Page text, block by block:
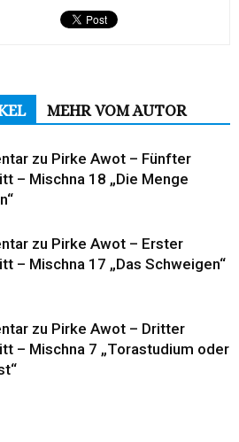
MEHR VOM AUTOR
zu Pirke Awot – Fünfter
– Mischna 18 „Die Menge
zu Pirke Awot – Erster
– Mischna 17 „Das Schweigen“
zu Pirke Awot – Dritter
– Mischna 7 „Torastudium oder